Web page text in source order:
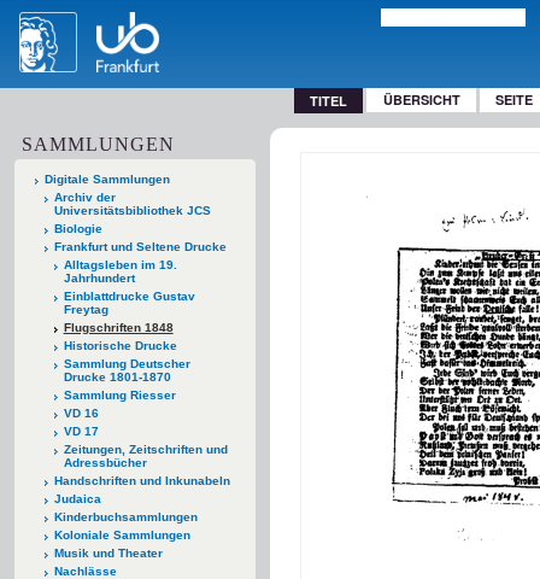
TITEL ÜBERSICHT SEITE
SAMMLUNGEN
Digitale Sammlungen
Archiv der
Universitätsbibliothek JCS
Biologie
Frankfurt und Seltene Drucke
Alltagsleben im 19.
Jahrhundert
Einblattdrucke Gustav
Freytag
Flugschriften 1848
Historische Drucke
Sammlung Deutscher
Drucke 1801-1870
Sammlung Riesser
VD 16
VD 17
Zeitungen, Zeitschriften und
Adressbücher
Handschriften und Inkunabeln
Judaica
Kinderbuchsammlungen
Koloniale Sammlungen
Musik und Theater
Nachlässe